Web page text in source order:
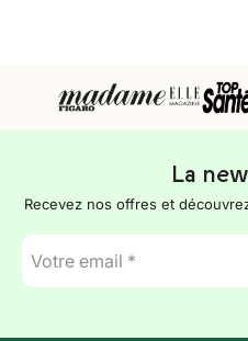
La
Recevez nos offres et
E-
mail
*